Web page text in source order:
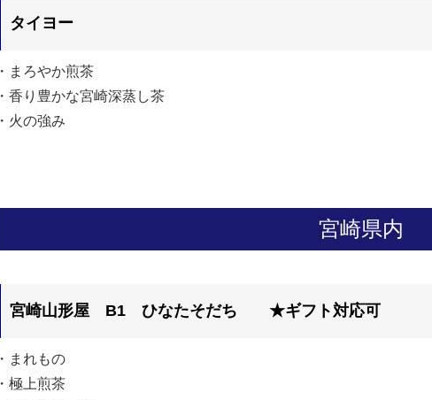
タイヨー
・まろやか煎茶
・香り豊かな宮崎深蒸し茶
・火の強み
宮崎県内
宮崎山形屋 B1 ひなたそだち ★ギフト対応可
・まれもの
・極上煎茶